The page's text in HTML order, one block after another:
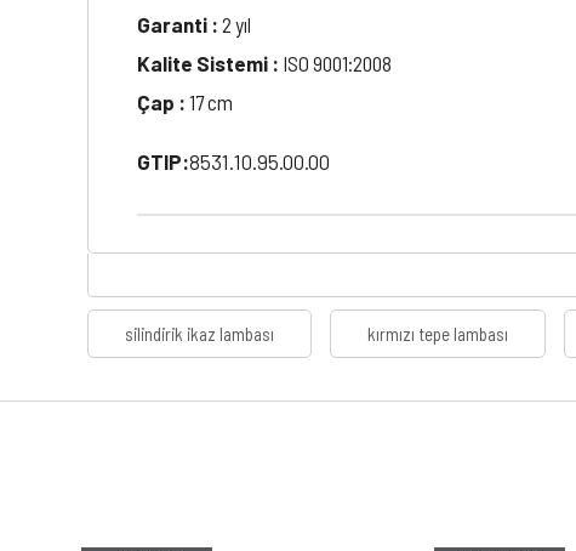
Garanti : 2 yıl
Kalite Sistemi : ISO 9001:2008
Çap : 17 cm
GTIP:8531.10.95.00.00
silindirik ikaz lambası kırmızı tepe lambası